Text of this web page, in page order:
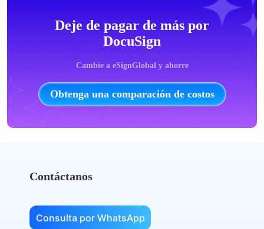
Deje de pagar de más por
DocuSign
Cambie a eSignGlobal y ahorre
Obtenga una comparación de costos
Contáctanos
Consulta por WhatsApp